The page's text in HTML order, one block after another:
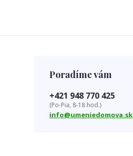
Poradíme vám
+421 948 770 425
(Po-Pia, 8-18 hod.)
info@umeniedomova.sk